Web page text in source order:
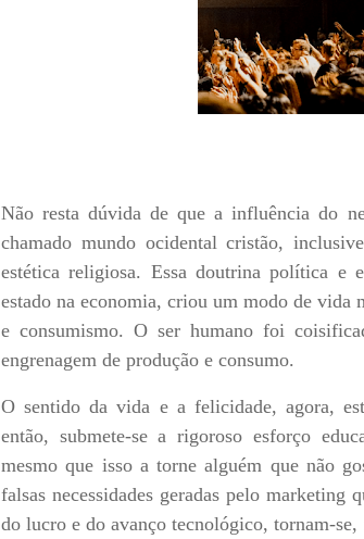
Não resta dúvida de que a influência do
chamado mundo ocidental cristão,
estética religiosa. Essa doutrina política e
estado na economia, criou um modo de vida
e consumismo. O ser humano foi
engrenagem de produção e consumo.
O sentido da vida e a felicidade, agora,
então, submete-se a rigoroso esforço
mesmo que isso a torne alguém que não
falsas necessidades geradas pelo marketing
do lucro e do avanço tecnológico, tornam-se,